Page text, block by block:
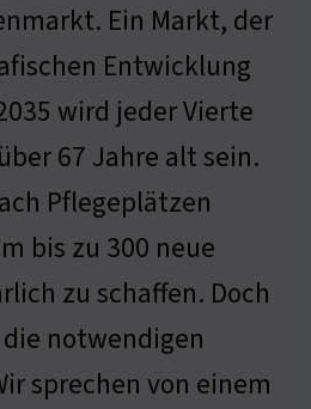
Ein Markt, der
Entwicklung
wird jeder Vierte
67 Jahre alt sein.
Pflegeplätzen
bis zu 300 neue
zu schaffen. Doch
notwendigen
sprechen von einem